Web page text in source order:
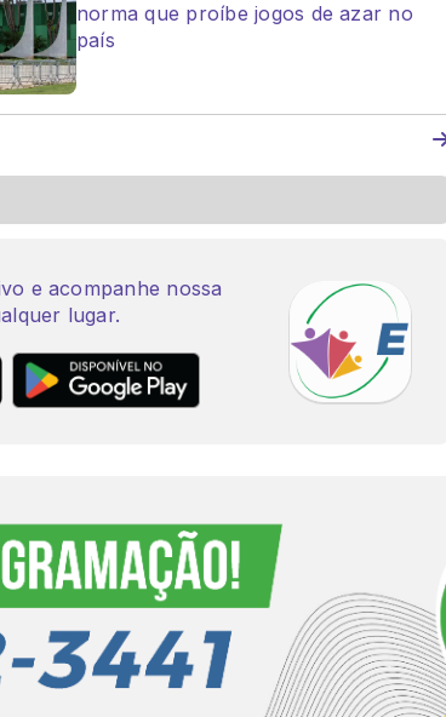
norma que proíbe jogos de azar no
país
e acompanhe nossa
lugar.